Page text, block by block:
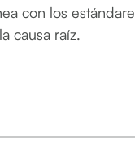
con los
causa raíz.